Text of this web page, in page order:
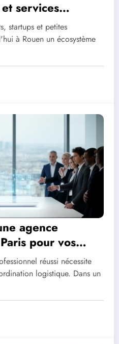
services
startups et petites
à Rouen un écosystème
agence
pour vos
? réussi nécessite
logistique. Dans un